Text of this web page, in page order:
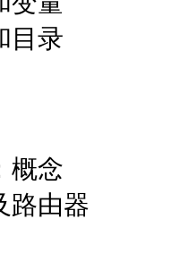
目录
概念
路由器